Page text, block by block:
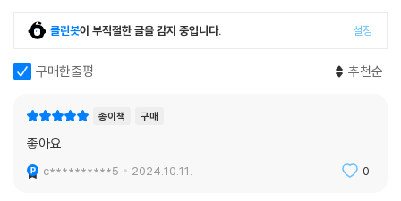
클린봇이 부적절한 글을 감지 중입니다. 설정
구매한줄평 추천순
종이책 구매
좋아요
c**********5 2024.10.11. 0